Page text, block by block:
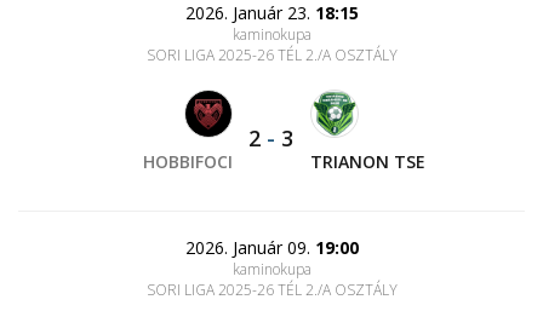
2026. Január 23. 18:15
kaminokupa
SORI LIGA 2025-26 TÉL 2./A OSZTÁLY
HOBBIFOCI
2 - 3
TRIANON TSE
2026. Január 09. 19:00
kaminokupa
SORI LIGA 2025-26 TÉL 2./A OSZTÁLY